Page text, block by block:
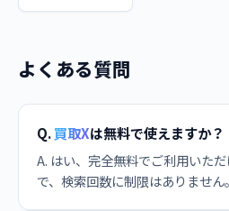
よくある質問
Q.買取Xは無料で使えますか？
A. はい、完全無料でご利用いた
で、検索回数に制限はありません。